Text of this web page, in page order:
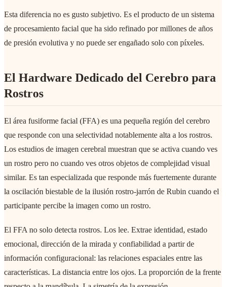
Esta diferencia no es gusto subjetivo. Es el producto de un sistema
de procesamiento facial que ha sido refinado por millones de años
de presión evolutiva y no puede ser engañado solo con píxeles.
El Hardware Dedicado del Cerebro para
Rostros
El área fusiforme facial (FFA) es una pequeña región del cerebro
que responde con una selectividad notablemente alta a los rostros.
Los estudios de imagen cerebral muestran que se activa cuando ves
un rostro pero no cuando ves otros objetos de complejidad visual
similar. Es tan especializada que responde más fuertemente durante
la oscilación biestable de la ilusión rostro-jarrón de Rubin cuando el
participante percibe la imagen como un rostro.
El FFA no solo detecta rostros. Los lee. Extrae identidad, estado
emocional, dirección de la mirada y confiabilidad a partir de
información configuracional: las relaciones espaciales entre las
características. La distancia entre los ojos. La proporción de la frente